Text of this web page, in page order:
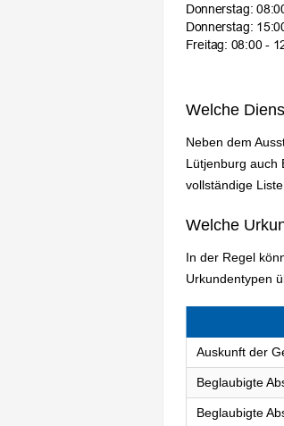
Welche
Neben dem
Lütjenburg auch
vollständige
Welche
In der Regel
Urkundentypen
Auskunft der
Beglaubigte
Beglaubigte